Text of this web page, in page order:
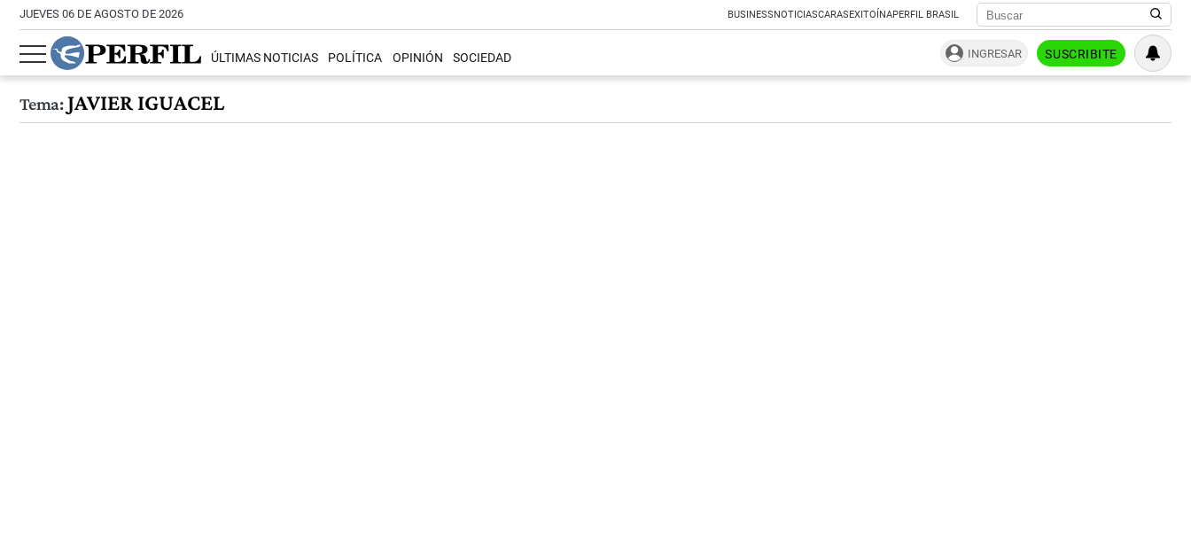
JUEVES 06 DE AGOSTO DE 2026 BUSINESSNOTICIASCARASEXITOÍNAPERFIL BRASIL
ÚLTIMAS NOTICIAS POLÍTICA OPINIÓN SOCIEDAD INGRESAR SUSCRIBITE
Tema:JAVIER IGUACEL